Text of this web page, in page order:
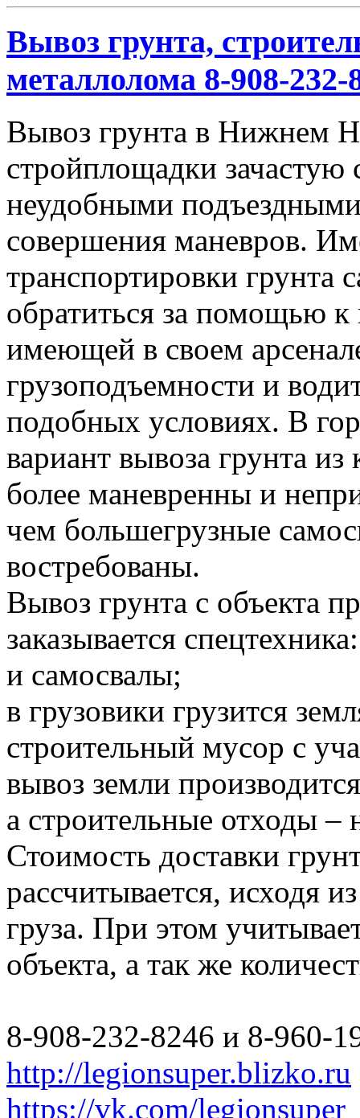
Вывоз грунта,
металлолома 8-908-232-
Вывоз грунта в Нижнем
стройплощадки зачастую
неудобными
совершения маневров.
транспортировки грунта
обратиться за помощью
имеющей в своем
грузоподъемности и
подобных условиях. В
вариант вывоза грунта
более маневренны и
чем большегрузные
востребованы.
Вывоз грунта с объекта
заказывается
и самосвалы;
в грузовики грузится
строительный мусор с
вывоз земли
а строительные отходы –
Стоимость доставки
рассчитывается, исходя
груза. При этом
объекта, а так же
8-908-232-8246 и 8-960-
http://legionsuper.blizko.ru
https://vk.com/legionsuper